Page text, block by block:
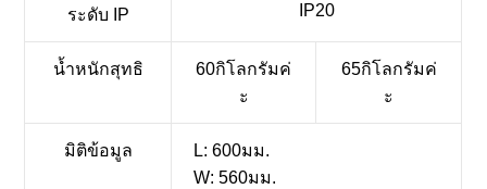
ระดับ IP IP20
น้ำหนักสุทธิ
60กิโลกรัมค่
ะ
65กิโลกรัมค่
ะ
มิติข้อมูล
L: 600มม.
W: 560มม.